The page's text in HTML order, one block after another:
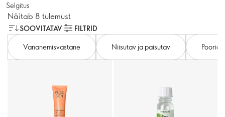
Selgitus
Näitab 8 tulemust
SOOVITATAV
FILTRID
Vananemisvastane
Niisutav ja paisutav